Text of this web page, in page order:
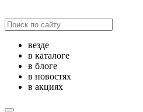
везде
в каталоге
в блоге
в новостях
в акциях